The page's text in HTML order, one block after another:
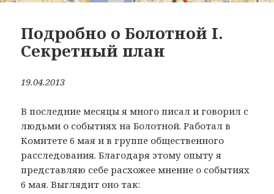
Подробно о Болотной I.
Секретный план
19.04.2013
В последние месяцы я много писал и говорил с
людьми о событиях на Болотной. Работал в
Комитете 6 мая и в группе общественного
расследования. Благодаря этому опыту я
представляю себе расхожее мнение о событиях
6 мая. Выглядит оно так: